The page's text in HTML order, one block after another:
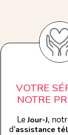
VOTRE
NOTRE
LeJour-J,
d'assistance